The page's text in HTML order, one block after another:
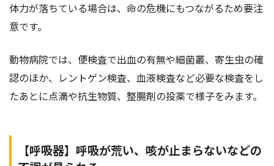
体力が落ちている場合は、命の危機にもつながるため要注
意です。
動物病院では、便検査で出血の有無や細菌叢、寄生虫の確
認のほか、レントゲン検査、血液検査など必要な検査をし
たあとに点滴や抗生物質、整腸剤の投薬で様子をみます。
【呼吸器】呼吸が荒い、咳が止まらないなどの